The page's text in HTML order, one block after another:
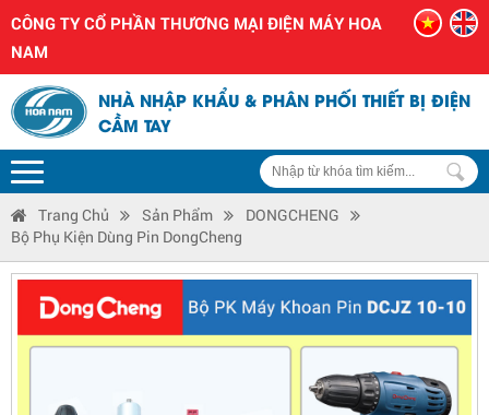
CÔNG TY CỔ PHẦN THƯƠNG MẠI ĐIỆN MÁY HOA
NAM
NHÀ NHẬP KHẨU & PHÂN PHỐI THIẾT BỊ ĐIỆN
CẦM TAY
Trang Chủ Sản Phẩm
DONGCHENG
Bộ Phụ Kiện Dùng Pin DongCheng